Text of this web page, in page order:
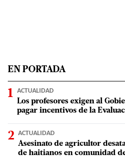
EN PORTADA
ACTUALIDAD
Los profesores exigen al
pagar incentivos de la
ACTUALIDAD
Asesinato de agricultor
de haitianos en comunidad